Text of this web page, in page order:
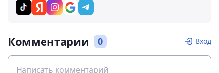
Комментарии 0 Вход